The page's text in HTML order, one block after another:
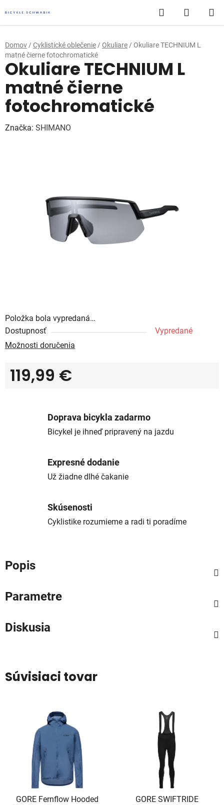
na
obsah
Hľadať
KOŠÍK
Domov / Cyklistické oblečenie / Okuliare / Okuliare TECHNIUM L
matné čierne fotochromatické
Položka bola vypredaná…
Dostupnosť
Vypredané
Možnosti doručenia
119,99 €
Okuliare TECHNIUM L
matné čierne
fotochromatické
Značka: SHIMANO
Doprava bicykla zadarmo
Bicykel je ihneď pripravený na jazdu
Expresné dodanie
Už žiadne dlhé čakanie
Skúsenosti
Cyklistike rozumieme a radi ti poradíme
Popis
Parametre
Diskusia
Súvisiaci tovar
GORE Fernflow Hooded
GORE SWIFTRIDE